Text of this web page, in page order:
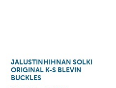
JALUSTINHIHNAN SOLKI
ORIGINAL K-S BLEVIN
BUCKLES